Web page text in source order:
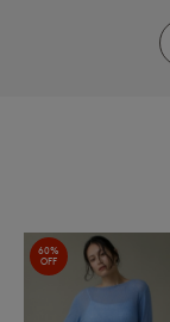
60%
OFF